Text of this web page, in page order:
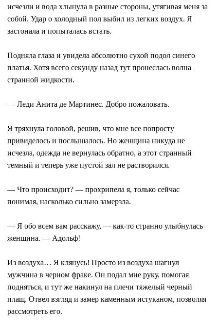
исчезли и вода хлынула в разные стороны, утягивая меня за
собой. Удар о холодный пол выбил из легких воздух. Я
застонала и попыталась встать.
Подняла глаза и увидела абсолютно сухой подол синего
платья. Хотя всего секунду назад тут пронеслась волна
странной жидкости.
— Леди Анита де Мартинес. Добро пожаловать.
Я тряхнула головой, решив, что мне все попросту
привиделось и послышалось. Но женщина никуда не
исчезла, одежда не вернулась обратно, а этот странный
темный и теперь уже пустой зал не растворился.
— Что происходит? — прохрипела я, только сейчас
понимая, насколько сильно замерзла.
— Я обо всем вам расскажу, — как-то странно улыбнулась
женщина. — Адольф!
Из воздуха… Я клянусь! Просто из воздуха шагнул
мужчина в черном фраке. Он подал мне руку, помогая
подняться, и тут же накинул на плечи тяжелый черный
плащ. Отвел взгляд и замер каменным истуканом, позволяя
рассмотреть его.